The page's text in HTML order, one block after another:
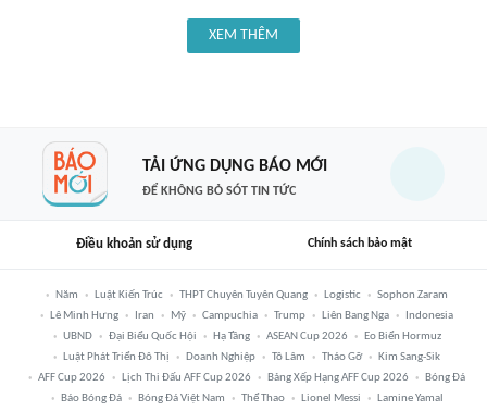
XEM THÊM
TẢI ỨNG DỤNG BÁO MỚI
ĐỂ KHÔNG BỎ SÓT TIN TỨC
Điều khoản sử dụng Chính sách bảo mật
Năm Luật Kiến Trúc THPT Chuyên Tuyên Quang Logistic
Sophon Zaram
Lê Minh Hưng
Iran Mỹ Campuchia Trump Liên Bang Nga
Indonesia
UBND
Đại Biểu Quốc Hội Hạ Tầng ASEAN Cup 2026
Eo Biển Hormuz
Luật Phát Triển Đô Thị
Doanh Nghiệp Tô Lâm Tháo Gỡ
Kim Sang-Sik
AFF Cup 2026
Lịch Thi Đấu AFF Cup 2026 Bảng Xếp Hạng AFF Cup 2026
Bóng Đá
Báo Bóng Đá
Bóng Đá Việt Nam Thể Thao Lionel Messi Lamine Yamal